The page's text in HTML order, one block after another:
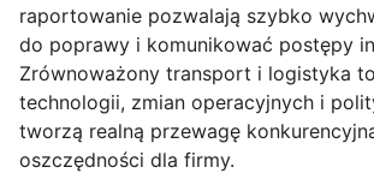
raportowanie pozwalają szybko
do poprawy i komunikować postępy
Zrównoważony transport i logistyka
technologii, zmian operacyjnych i
tworzą realną przewagę
oszczędności dla firmy.